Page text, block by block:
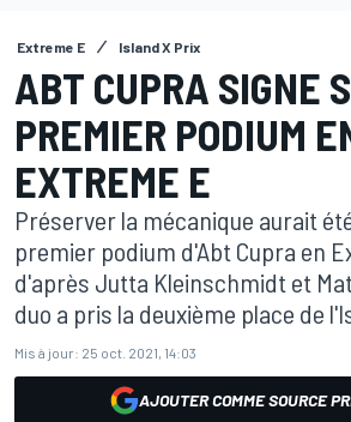
Extreme E Island X Prix
ABT CUPRA SIGNE
PREMIER PODIUM
EXTREME E
Préserver la mécanique aurait
premier podium d'Abt Cupra en
d'après Jutta Kleinschmidt et
duo a pris la deuxième place de
Mis à jour: 25 oct. 2021, 14:03
AJOUTER COMME SOURCE